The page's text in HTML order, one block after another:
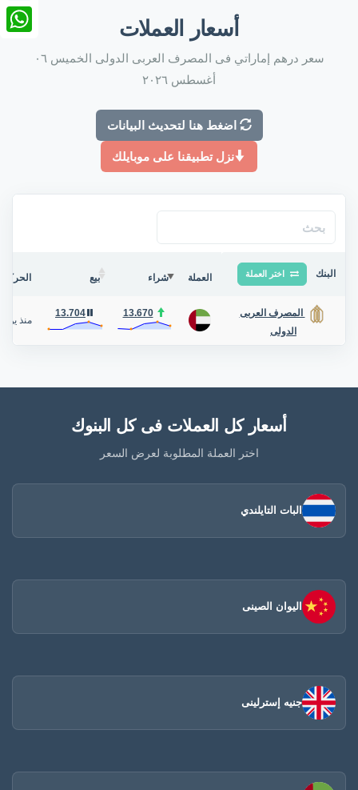
أسعار العملات
سعر درهم إماراتي فى المصرف العربى الدولى الخميس ٠٦
أغسطس ٢٠٢٦
اضغط هنا لتحديث البيانات
نزل تطبيقنا على موبايلك
البنك اختر العملة العملة شراء بيع الحركة
المصرف العربى
الدولى
13.670
13.704
منذ يوم
أسعار كل العملات فى كل البنوك
اختر العملة المطلوبة لعرض السعر
البات التايلندي
اليوان الصينى​
جنيه إسترلينى